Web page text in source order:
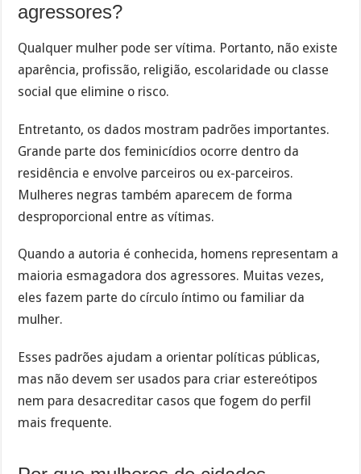
agressores?
Qualquer mulher pode ser vítima. Portanto, não existe
aparência, profissão, religião, escolaridade ou classe
social que elimine o risco.
Entretanto, os dados mostram padrões importantes.
Grande parte dos feminicídios ocorre dentro da
residência e envolve parceiros ou ex-parceiros.
Mulheres negras também aparecem de forma
desproporcional entre as vítimas.
Quando a autoria é conhecida, homens representam a
maioria esmagadora dos agressores. Muitas vezes,
eles fazem parte do círculo íntimo ou familiar da
mulher.
Esses padrões ajudam a orientar políticas públicas,
mas não devem ser usados para criar estereótipos
nem para desacreditar casos que fogem do perfil
mais frequente.